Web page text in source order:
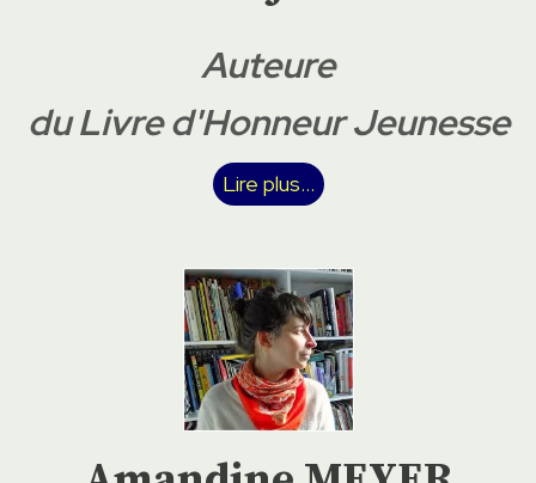
Auteure
du Livre d'Honneur Jeunesse
Lire plus...